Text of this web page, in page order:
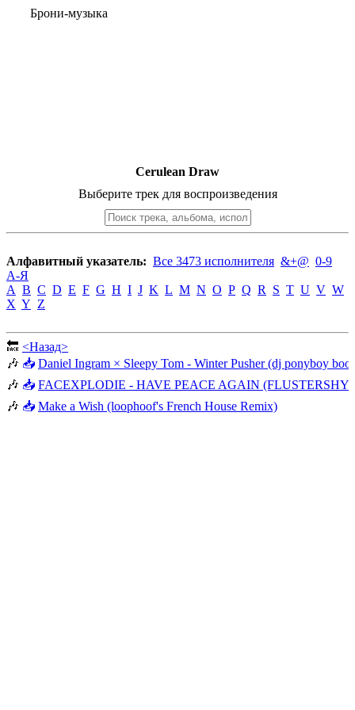
Брони-музыка
Cerulean Draw
Выберите трек для воспроизведения
Алфавитный указатель: Все 3473 исполнителя &+@ 0-9
А-Я
A B C D E F G H I J K L M N O P Q R S T U V W
X Y Z
🔙 <Назад>
🎶 📥 Daniel Ingram × Sleepy Tom - Winter Pusher (dj ponyboy
🎶 📥 FACEXPLODIE - HAVE PEACE AGAIN (FLUSTERSHY
🎶 📥 Make a Wish (loophoof's French House Remix)